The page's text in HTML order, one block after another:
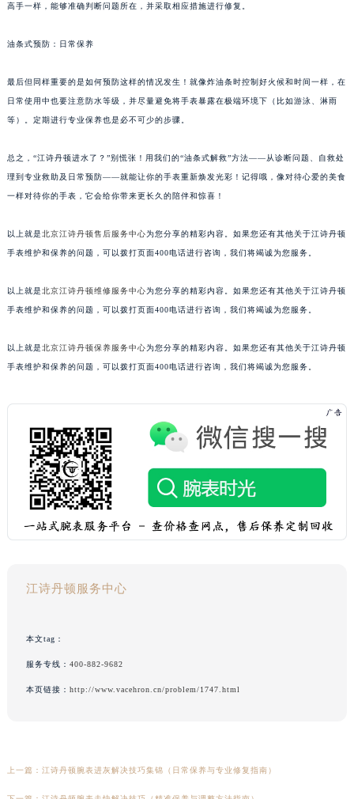
高手一样，能够准确判断问题所在，并采取相应措施进行修复。
油条式预防：日常保养
最后但同样重要的是如何预防这样的情况发生！就像炸油条时控制好火候和时间一样，在
日常使用中也要注意防水等级，并尽量避免将手表暴露在极端环境下（比如游泳、淋雨
等）。定期进行专业保养也是必不可少的步骤。
总之，“江诗丹顿进水了？”别慌张！用我们的“油条式解救”方法——从诊断问题、自救处
理到专业救助及日常预防——就能让你的手表重新焕发光彩！记得哦，像对待心爱的美食
一样对待你的手表，它会给你带来更长久的陪伴和惊喜！
以上就是北京江诗丹顿售后服务中心为您分享的精彩内容。如果您还有其他关于江诗丹顿
手表维护和保养的问题，可以拨打页面400电话进行咨询，我们将竭诚为您服务。
以上就是北京江诗丹顿维修服务中心为您分享的精彩内容。如果您还有其他关于江诗丹顿
手表维护和保养的问题，可以拨打页面400电话进行咨询，我们将竭诚为您服务。
以上就是北京江诗丹顿保养服务中心为您分享的精彩内容。如果您还有其他关于江诗丹顿
手表维护和保养的问题，可以拨打页面400电话进行咨询，我们将竭诚为您服务。
江诗丹顿服务中心
本文tag：
服务专线： 400-882-9682
本页链接： http://www.vacehron.cn/problem/1747.html
上一篇： 江诗丹顿腕表进灰解决技巧集锦（日常保养与专业修复指南）